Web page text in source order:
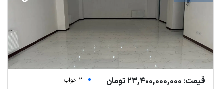
قیمت: 23,400,000,000 تومان
2 خواب